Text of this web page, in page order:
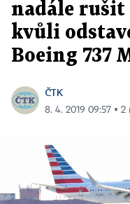
nadále rušit
kvůli
Boeing 737
ČTK
8. 4. 2019 09:57 ▪ 2